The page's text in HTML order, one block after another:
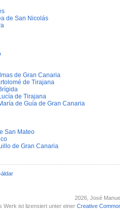
de San Nicolás
de Gran Canaria
de Tirajana
de Tirajana
de Guí­a de Gran Canaria
San Mateo
de Gran Canaria
2026 , José
Werk ist lizensiert unter einer Creative